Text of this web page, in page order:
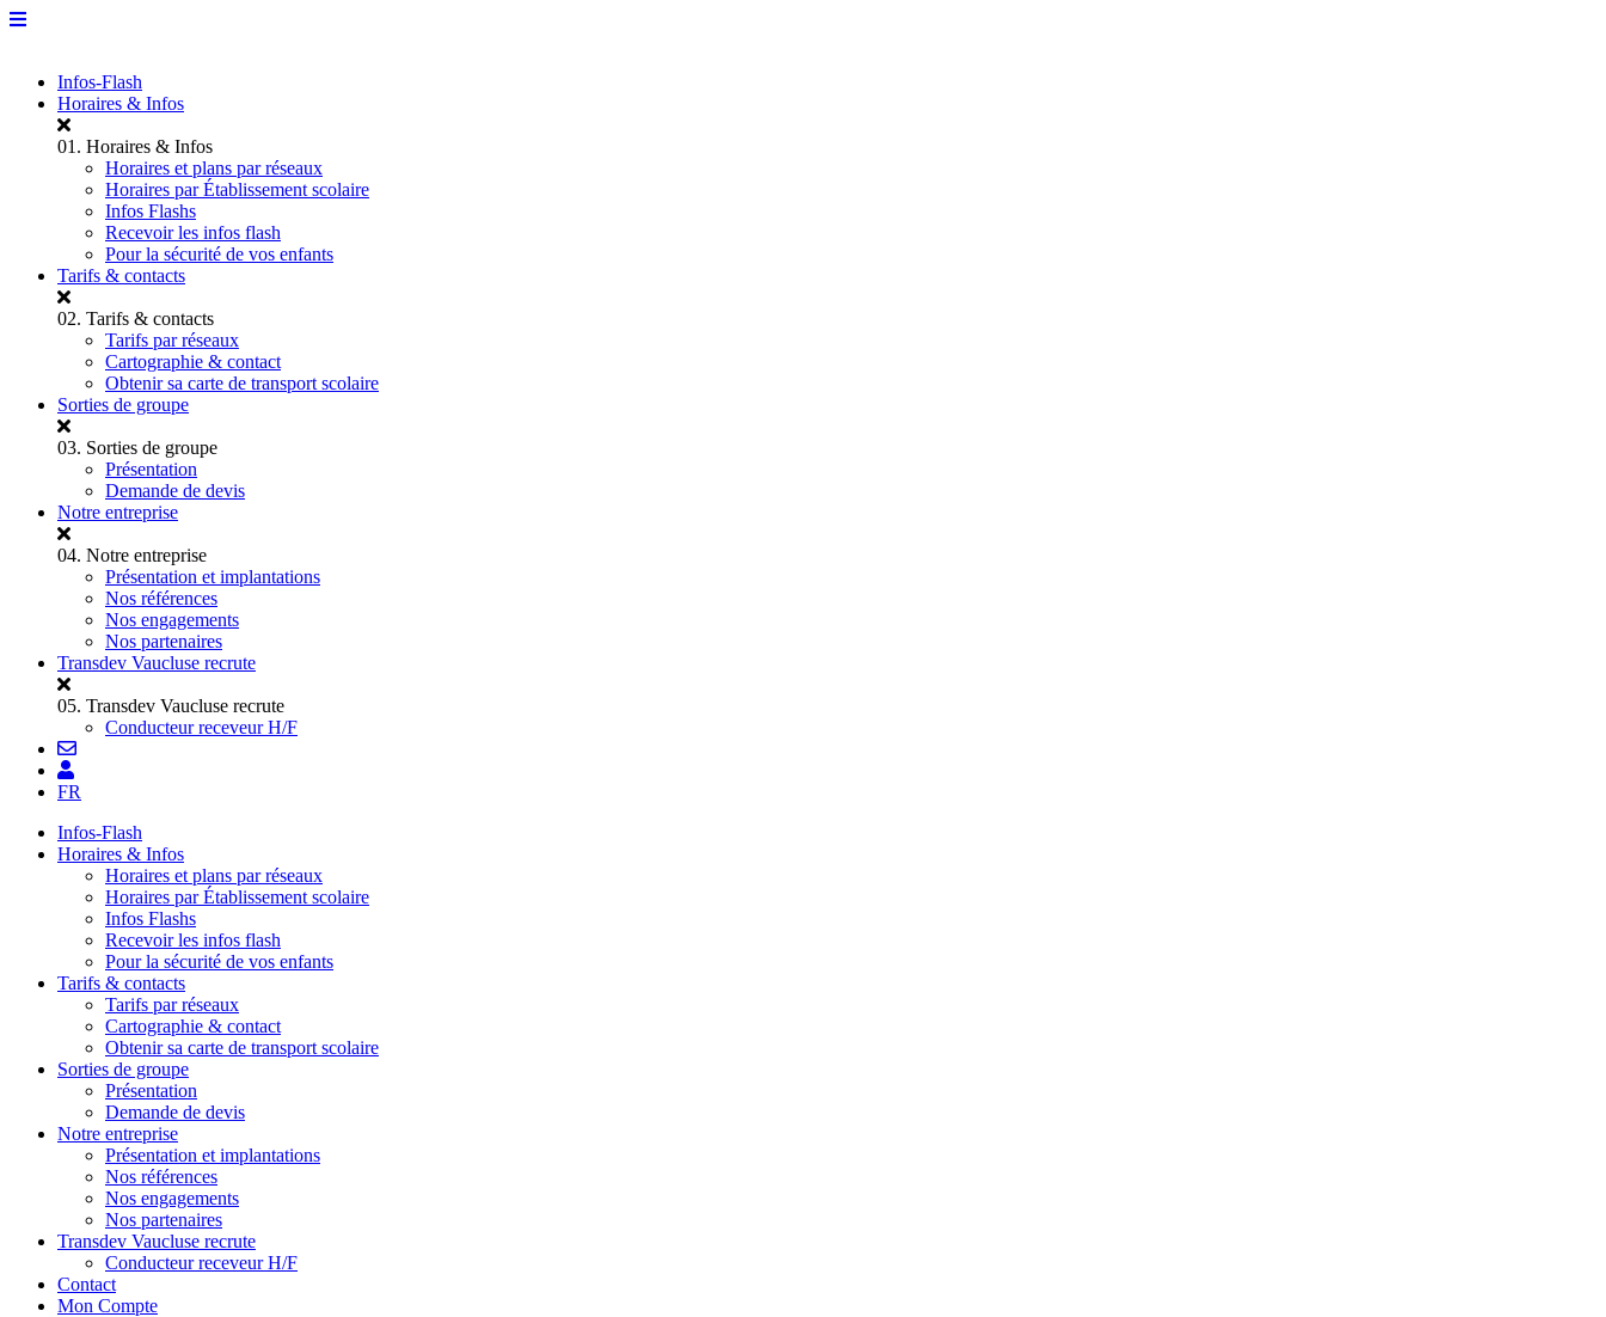
Infos-Flash
Horaires & Infos
01. Horaires & Infos
Horaires et plans par réseaux
Horaires par Établissement scolaire
Infos Flashs
Recevoir les infos flash
Pour la sécurité de vos enfants
Tarifs & contacts
02. Tarifs & contacts
Tarifs par réseaux
Cartographie & contact
Obtenir sa carte de transport scolaire
Sorties de groupe
03. Sorties de groupe
Présentation
Demande de devis
Notre entreprise
04. Notre entreprise
Présentation et implantations
Nos références
Nos engagements
Nos partenaires
Transdev Vaucluse recrute
05. Transdev Vaucluse recrute
Conducteur receveur H/F
FR
Infos-Flash
Horaires & Infos
Horaires et plans par réseaux
Horaires par Établissement scolaire
Infos Flashs
Recevoir les infos flash
Pour la sécurité de vos enfants
Tarifs & contacts
Tarifs par réseaux
Cartographie & contact
Obtenir sa carte de transport scolaire
Sorties de groupe
Présentation
Demande de devis
Notre entreprise
Présentation et implantations
Nos références
Nos engagements
Nos partenaires
Transdev Vaucluse recrute
Conducteur receveur H/F
Contact
Mon Compte